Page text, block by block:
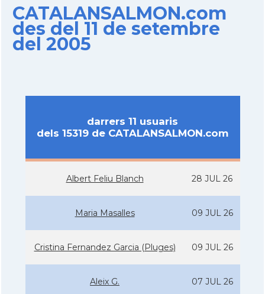
CATALANSALMON.com
des del 11 de setembre
del 2005
darrers 11 usuaris
dels 15319 de CATALANSALMON.com
Albert Feliu Blanch 28 JUL 26
Maria Masalles 09 JUL 26
Cristina Fernandez Garcia (Pluges) 09 JUL 26
Aleix G. 07 JUL 26